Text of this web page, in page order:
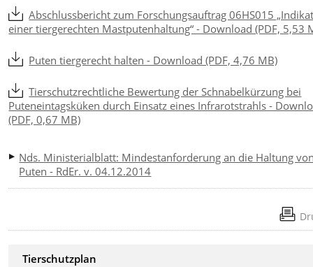
Abschlussbericht zum Forschungsauftrag 06HS015
einer tiergerechten Mastputenhaltung“ - Download (PDF, 5,53
Puten tiergerecht halten - Download (PDF, 4,76 MB)
Tierschutzrechtliche Bewertung der Schnabelkürzung bei
Puteneintagsküken durch Einsatz eines Infrarotstrahls -
(PDF, 0,67 MB)
Nds. Ministerialblatt: Mindestanforderung an die Haltung
Puten - RdEr. v. 04.12.2014
Tierschutzplan